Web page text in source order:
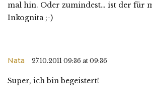
mal hin. Oder zumindest… ist der für
Inkognita ;-)
Nata 27.10.2011 09:36 at 09:36
Super, ich bin begeistert!